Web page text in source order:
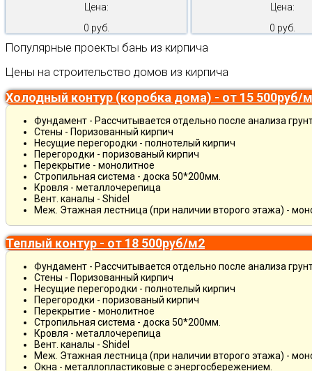
Цена:
0 руб.
Цена:
0 руб.
Популярные проекты бань из кирпича
Цены на строительство домов из кирпича
Холодный контур (коробка дома) - от 15 500руб/
Фундамент - Рассчитывается отдельно после анализа
Стены - Поризованный кирпич
Несущие перегородки - полнотелый кирпич
Перегородки - поризованый кирпич
Перекрытие - монолитное
Стропильная система - доска 50*200мм.
Кровля - металлочерепица
Вент. каналы - Shidel
Меж. Этажная лестница (при наличии второго этажа) -
Теплый контур - от 18 500руб/м2
Фундамент - Рассчитывается отдельно после анализа
Стены - Поризованный кирпич
Несущие перегородки - полнотелый кирпич
Перегородки - поризованый кирпич
Перекрытие - монолитное
Стропильная система - доска 50*200мм.
Кровля - металлочерепица
Вент. каналы - Shidel
Меж. Этажная лестница (при наличии второго этажа) -
Окна - металлопластиковые с энергосбережением.